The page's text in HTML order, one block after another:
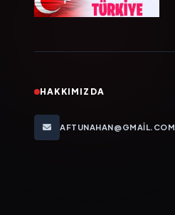
HAKKIMIZDA
AFTUNAHAN@GMAIL.COM